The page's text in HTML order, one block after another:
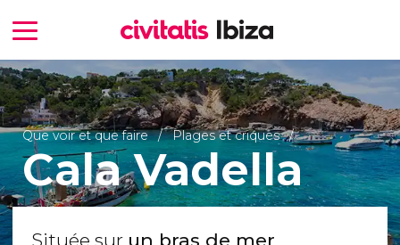
Que voir et que faire Plages et criques
Cala Vadella
Située sur un bras de mer